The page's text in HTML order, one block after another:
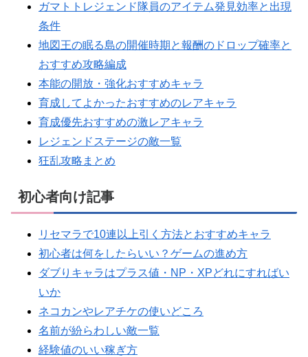
ガマトトレジェンド隊員のアイテム発見効率と出現
条件
地図王の眠る島の開催時期と報酬のドロップ確率と
おすすめ攻略編成
本能の開放・強化おすすめキャラ
育成してよかったおすすめのレアキャラ
育成優先おすすめの激レアキャラ
レジェンドステージの敵一覧
狂乱攻略まとめ
初心者向け記事
リセマラで10連以上引く方法とおすすめキャラ
初心者は何をしたらいい？ゲームの進め方
ダブりキャラはプラス値・NP・XPどれにすればい
いか
ネコカンやレアチケの使いどころ
名前が紛らわしい敵一覧
経験値のいい稼ぎ方